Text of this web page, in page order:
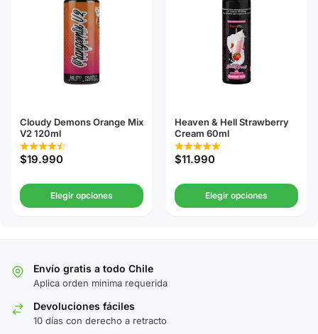
Cloudy Demons Orange Mix
V2 120ml
$19.990
Elegir opciones
Heaven & Hell Strawberry
Cream 60ml
$11.990
Elegir opciones
Envío gratis a todo Chile
Aplica orden minima requerida
Devoluciones fáciles
10 días con derecho a retracto